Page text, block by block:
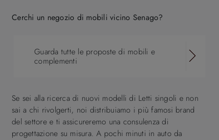
Cerchi un negozio di mobili vicino Senago?
Guarda tutte le proposte di mobili e
complementi
Se sei alla ricerca di nuovi modelli di Letti singoli e non
sai a chi rivolgerti, noi distribuiamo i più famosi brand
del settore e ti assicureremo una consulenza di
progettazione su misura. A pochi minuti in auto da